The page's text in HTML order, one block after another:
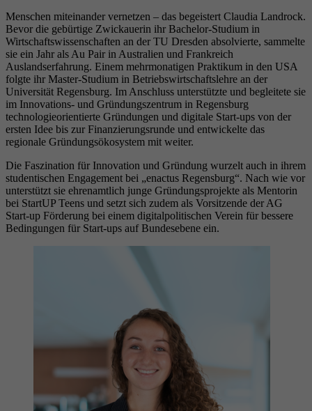
Menschen miteinander vernetzen – das begeistert Claudia Landrock.
Bevor die gebürtige Zwickauerin ihr Bachelor-Studium in
Wirtschaftswissenschaften an der TU Dresden absolvierte, sammelte
sie ein Jahr als Au Pair in Australien und Frankreich
Auslandserfahrung. Einem mehrmonatigen Praktikum in den USA
folgte ihr Master-Studium in Betriebswirtschaftslehre an der
Universität Regensburg. Im Anschluss unterstützte und begleitete sie
im Innovations- und Gründungszentrum in Regensburg
technologieorientierte Gründungen und digitale Start-ups von der
ersten Idee bis zur Finanzierungsrunde und entwickelte das
regionale Gründungsökosystem mit weiter.
Die Faszination für Innovation und Gründung wurzelt auch in ihrem
studentischen Engagement bei „enactus Regensburg“. Nach wie vor
unterstützt sie ehrenamtlich junge Gründungsprojekte als Mentorin
bei StartUP Teens und setzt sich zudem als Vorsitzende der AG
Start-up Förderung bei einem digitalpolitischen Verein für bessere
Bedingungen für Start-ups auf Bundesebene ein.